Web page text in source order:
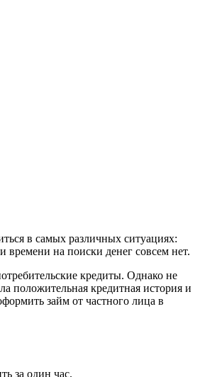
в самых различных ситуациях:
времени на поиски денег совсем нет.
кредиты. Однако не
положительная кредитная история и
займ от частного лица в
за один час.